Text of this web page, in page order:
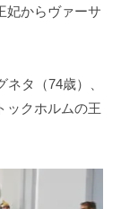
妃からヴァーサ
タ（74歳）、
ックホルムの王